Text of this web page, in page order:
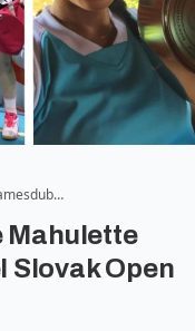
Mahulette
Slovak Open